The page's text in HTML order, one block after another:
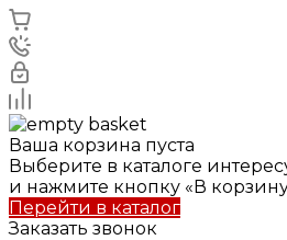
Ваша корзина пуста
Выберите в каталоге
и нажмите кнопку «В
Перейти в каталог
Заказать звонок